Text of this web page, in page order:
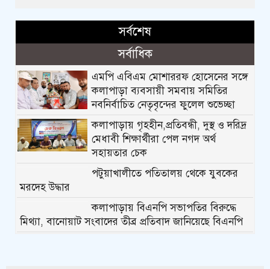
সর্বশেষ
সর্বাধিক
এমপি এবিএম মোশাররফ হোসেনের সঙ্গে
কলাপাড়া ব্যবসায়ী সমবায় সমিতির
নবনির্বাচিত নেতৃবৃন্দের ফুলেল শুভেচ্ছা
কলাপাড়ায় গৃহহীন,প্রতিবন্ধী, দুস্থ ও দরিদ্র
মেধাবী শিক্ষার্থীরা পেল নগদ অর্থ
সহায়তার চেক
পটুয়াখালীতে পতিতালয় থেকে যুবকের
মরদেহ উদ্ধার
কলাপাড়ায় বিএনপি সভাপতির বিরুদ্ধে
মিথ্যা, বানোয়াট সংবাদের তীব্র প্রতিবাদ জানিয়েছে বিএনপি